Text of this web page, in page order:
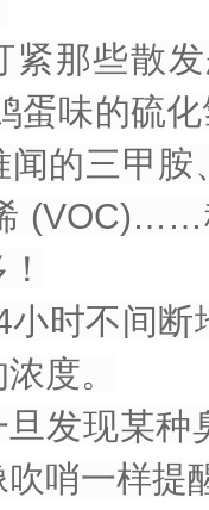
紧那些散
蛋味的硫
闻的三甲胺
(VOC)……
小时不间
度。
旦发现某
吹哨一样提